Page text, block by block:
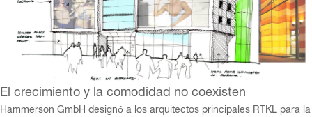
El crecimiento y la comodidad no coexisten
Hammerson GmbH designó a los arquitectos principales RTKL para la